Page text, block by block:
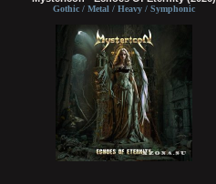
Gothic / Metal / Heavy / Symphonic